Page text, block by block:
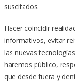
suscitados.
Hacer coincidir
informativos, evitar
las nuevas
haremos público,
que desde fuera y